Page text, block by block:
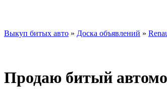
Выкуп битых авто » Доска объявлений »
Продаю битый